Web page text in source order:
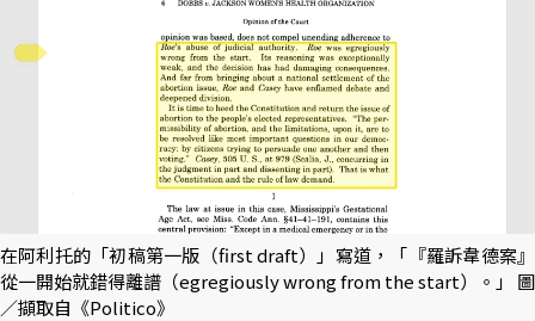
在阿利托的「初稿第一版（first draft）」寫道，「『羅訴韋德案』
從一開始就錯得離譜（egregiously wrong from the start）。」 圖
／擷取自《Politico》